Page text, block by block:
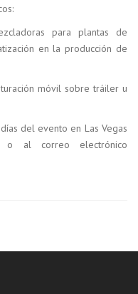
para plantas de
en la producción de
móvil sobre tráiler u
del evento en Las Vegas
al correo electrónico